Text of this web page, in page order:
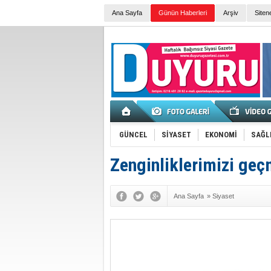
Ana Sayfa Günün Haberleri Arşiv
GÜNCEL SİYASET EKONOMİ
Zenginliklerimizi
Ana Sayfa » Siyaset